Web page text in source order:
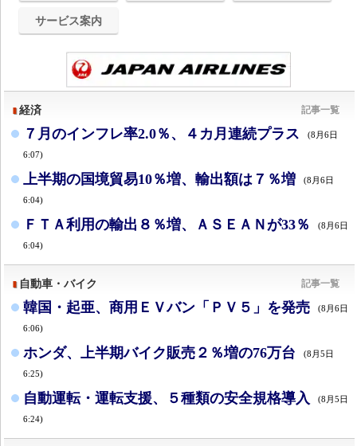
サービス案内
経済 記事一覧
７月のインフレ率2.0％、４カ月連続プラス (8月6日
6:07)
上半期の国境貿易10％増、輸出額は７％増 (8月6日
6:04)
ＦＴＡ利用の輸出８％増、ＡＳＥＡＮが33％ (8月6日
6:04)
自動車・バイク 記事一覧
韓国・起亜、商用ＥＶバン「ＰＶ５」を発売 (8月6日
6:06)
ホンダ、上半期バイク販売２％増の76万台 (8月5日
6:25)
自動運転・運転支援、５種類の安全規格導入 (8月5日
6:24)